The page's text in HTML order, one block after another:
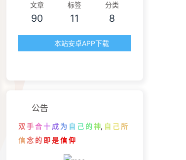
文章
90
标签
11
分类
8
本站安卓APP下载
公告
双 手 合 十 成 为 自 己 的 神, 自 己 所
信 念 的 即 是 信 仰